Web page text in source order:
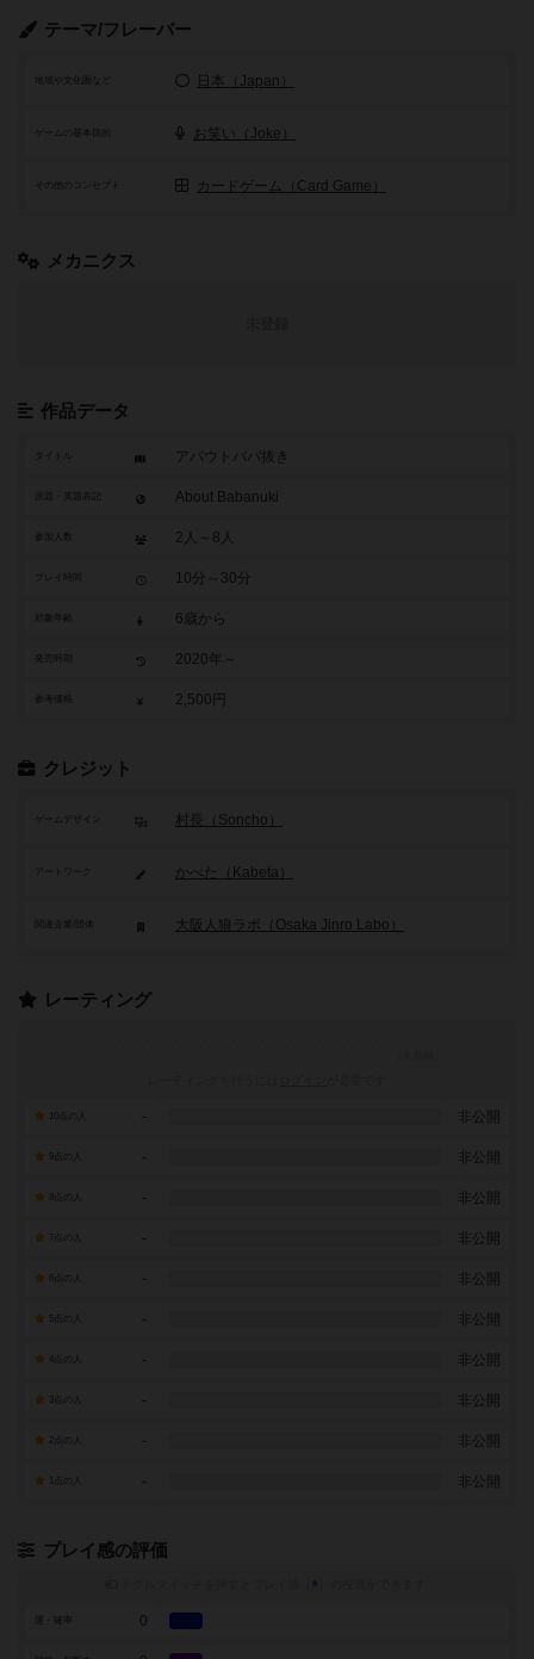
テーマ/フレーバー
地域や文化圏など 日本（Japan）
ゲームの基本目的 お笑い（Joke）
その他のコンセプト カードゲーム（Card Game）
メカニクス
作品データ
タイトル アバウトババ抜き
About Babanuki
参加人数 2人～8人
10分～30分
6歳から
2020年～
参考価格 2,500円
クレジット
ゲームデザイン 村長（Soncho）
アートワーク かべた（Kabeta）
大阪人狼ラボ（Osaka Jinro Labo）
レーティング
- 非公開
- 非公開
- 非公開
7点の人 - 非公開
- 非公開
- 非公開
- 非公開
- 非公開
- 非公開
- 非公開
プレイ感の評価
※
0